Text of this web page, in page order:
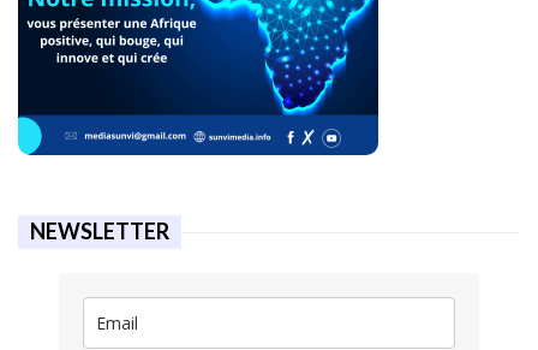
NEWSLETTER